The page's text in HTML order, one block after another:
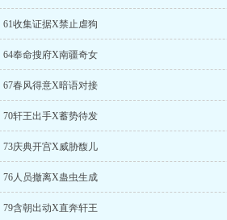
61收集证据X禁止虐狗
64奉命搜府X南疆奇女
67春风得意X暗语对接
70轩王出手X蓄势待发
73庆典开宫X威胁馥儿
76人员撤离X蛊虫生成
79含朝出动X直奔轩王